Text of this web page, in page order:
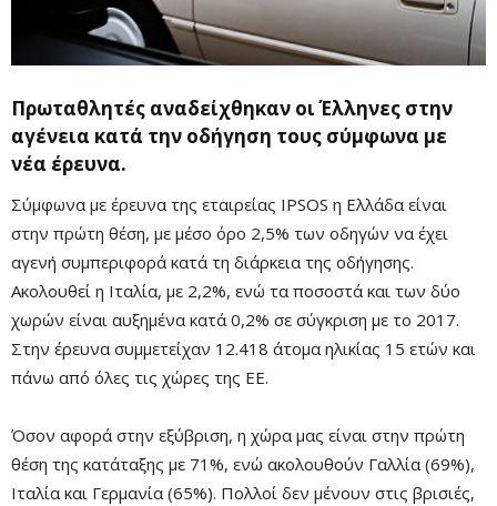
Πρωταθλητές αναδείχθηκαν οι Έλληνες στην
αγένεια κατά την οδήγηση τους σύμφωνα με
νέα έρευνα.
Σύμφωνα με έρευνα της εταιρείας IPSOS η Ελλάδα είναι
στην πρώτη θέση, με μέσο όρο 2,5% των οδηγών να έχει
αγενή συμπεριφορά κατά τη διάρκεια της οδήγησης.
Ακολουθεί η Ιταλία, με 2,2%, ενώ τα ποσοστά και των δύο
χωρών είναι αυξημένα κατά 0,2% σε σύγκριση με το 2017.
Στην έρευνα συμμετείχαν 12.418 άτομα ηλικίας 15 ετών και
πάνω από όλες τις χώρες της ΕΕ.
Mute
Όσον αφορά στην εξύβριση, η χώρα μας είναι στην πρώτη
θέση της κατάταξης με 71%, ενώ ακολουθούν Γαλλία (69%),
Ιταλία και Γερμανία (65%). Πολλοί δεν μένουν στις βρισιές,